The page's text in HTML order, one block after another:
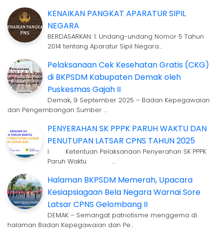
KENAIKAN PANGKAT APARATUR SIPIL
NEGARA
BERDASARKAN: 1. Undang-undang Nomor 5 Tahun
2014 tentang Aparatur Sipil Negara…
Pelaksanaan Cek Kesehatan Gratis (CKG)
di BKPSDM Kabupaten Demak oleh
Puskesmas Gajah II
Demak, 9 September 2025 – Badan Kepegawaian
dan Pengembangan Sumber …
PENYERAHAN SK PPPK PARUH WAKTU DAN
PENUTUPAN LATSAR CPNS TAHUN 2025
I. Ketentuan Pelaksanaan Penyerahan SK PPPK
Paruh Waktu …
Halaman BKPSDM Memerah, Upacara
Kesiapsiagaan Bela Negara Warnai Sore
Latsar CPNS Gelombang II
DEMAK – Semangat patriotisme menggema di
halaman Badan Kepegawaian dan Pe…